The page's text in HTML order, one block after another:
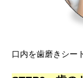
口内を歯磨きシー